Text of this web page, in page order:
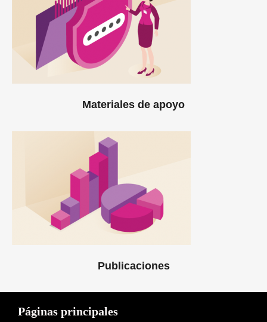
Materiales de apoyo
Publicaciones
Páginas principales